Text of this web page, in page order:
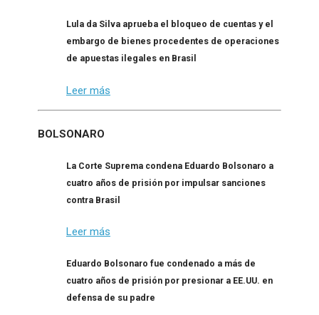
Lula da Silva aprueba el bloqueo de cuentas y el
embargo de bienes procedentes de operaciones
de apuestas ilegales en Brasil
Leer más
BOLSONARO
La Corte Suprema condena Eduardo Bolsonaro a
cuatro años de prisión por impulsar sanciones
contra Brasil
Leer más
Eduardo Bolsonaro fue condenado a más de
cuatro años de prisión por presionar a EE.UU. en
defensa de su padre